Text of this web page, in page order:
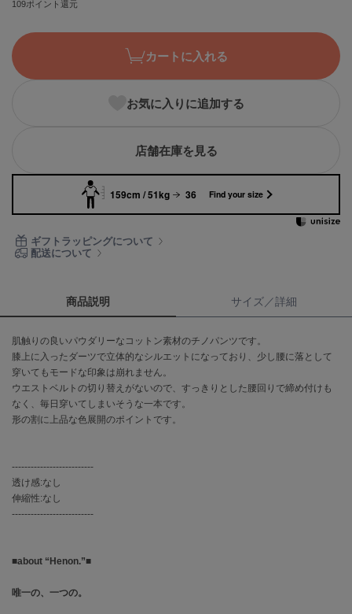
バレリット
BANDOLIER
ビヨンドクローゼット
Calvin Klein
カルバン・クライン
セロン
Clarks Premium
クラークス
CODE A
コードエー
コール ハーン
CONVERSE
コンバース
ダンスキン
109ポイント還元
カートに入れる
お気に入りに追加する
店舗在庫を見る
159cm / 51kg 36 Find your size
ギフトラッピングについて
配送について
商品説明 サイズ／詳細
肌触りの良いパウダリーなコットン素材のチノパンツです。
膝上に入ったダーツで立体的なシルエットになっており、少し腰に落として
穿いてもモードな印象は崩れません。
ウエストベルトの切り替えがないので、すっきりとした腰回りで締め付けも
なく、毎日穿いてしまいそうな一本です。
形の割に上品な色展開のポイントです。
--------------------------
透け感:なし
伸縮性:なし
--------------------------
■about “Henon.”■
唯一の、一つの。